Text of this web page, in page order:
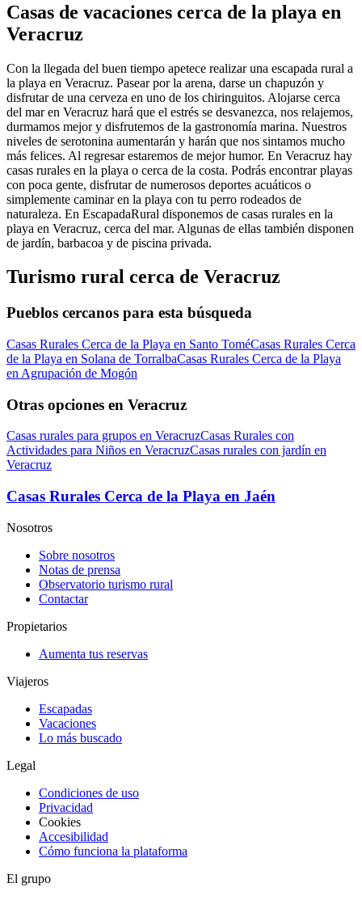
Casas de vacaciones cerca de la playa en
Veracruz
Con la llegada del buen tiempo apetece realizar una escapada rural a
la playa en Veracruz. Pasear por la arena, darse un chapuzón y
disfrutar de una cerveza en uno de los chiringuitos. Alojarse cerca
del mar en Veracruz hará que el estrés se desvanezca, nos relajemos,
durmamos mejor y disfrutemos de la gastronomía marina. Nuestros
niveles de serotonina aumentarán y harán que nos sintamos mucho
más felices. Al regresar estaremos de mejor humor. En Veracruz hay
casas rurales en la playa o cerca de la costa. Podrás encontrar playas
con poca gente, disfrutar de numerosos deportes acuáticos o
simplemente caminar en la playa con tu perro rodeados de
naturaleza. En EscapadaRural disponemos de casas rurales en la
playa en Veracruz, cerca del mar. Algunas de ellas también disponen
de jardín, barbacoa y de piscina privada.
Turismo rural cerca de Veracruz
Pueblos cercanos para esta búsqueda
Casas Rurales Cerca de la Playa en Santo ToméCasas Rurales Cerca
de la Playa en Solana de TorralbaCasas Rurales Cerca de la Playa
en Agrupación de Mogón
Otras opciones en Veracruz
Casas rurales para grupos en VeracruzCasas Rurales con
Actividades para Niños en VeracruzCasas rurales con jardín en
Veracruz
Casas Rurales Cerca de la Playa en Jaén
Nosotros
Sobre nosotros
Notas de prensa
Observatorio turismo rural
Contactar
Propietarios
Aumenta tus reservas
Viajeros
Escapadas
Vacaciones
Lo más buscado
Legal
Condiciones de uso
Privacidad
Cookies
Accesibilidad
Cómo funciona la plataforma
El grupo